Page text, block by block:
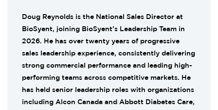
Doug Reynolds is the National Sales Director at
BioSyent, joining BioSyent’s Leadership Team in
2026. He has over twenty years of progressive
sales leadership experience, consistently delivering
strong commercial performance and leading high-
performing teams across competitive markets. He
has held senior leadership roles with organizations
including Alcon Canada and Abbott Diabetes Care,